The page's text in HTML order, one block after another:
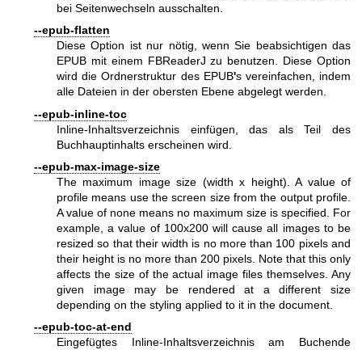
bei Seitenwechseln ausschalten.
--epub-flatten
Diese Option ist nur nötig, wenn Sie beabsichtigen das
EPUB mit einem FBReaderJ zu benutzen. Diese Option
wird die Ordnerstruktur des EPUB's vereinfachen, indem
alle Dateien in der obersten Ebene abgelegt werden.
--epub-inline-toc
Inline-Inhaltsverzeichnis einfügen, das als Teil des
Buchhauptinhalts erscheinen wird.
--epub-max-image-size
The maximum image size (width x height). A value of
profile means use the screen size from the output profile.
A value of none means no maximum size is specified. For
example, a value of 100x200 will cause all images to be
resized so that their width is no more than 100 pixels and
their height is no more than 200 pixels. Note that this only
affects the size of the actual image files themselves. Any
given image may be rendered at a different size
depending on the styling applied to it in the document.
--epub-toc-at-end
Eingefügtes Inline-Inhaltsverzeichnis am Buchende